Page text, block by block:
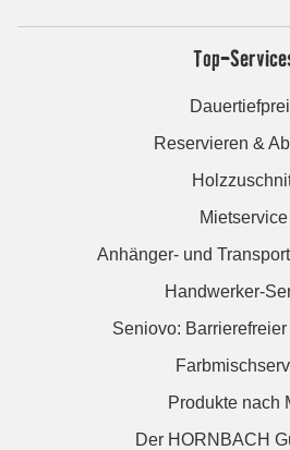
Top-
Reservieren &
Mietservice
Anhänger- und
Handwerker-
Seniovo:
Produkte nach
Der HORNBACH